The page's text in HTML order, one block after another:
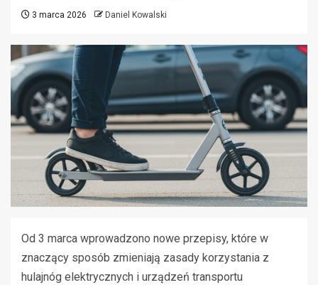
3 marca 2026 Daniel Kowalski
Od 3 marca wprowadzono nowe przepisy, które w
znaczący sposób zmieniają zasady korzystania z
hulajnóg elektrycznych i urządzeń transportu